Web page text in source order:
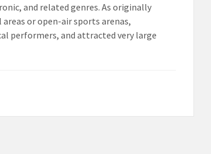
and related genres. As originally
or open-air sports arenas,
performers, and attracted very large